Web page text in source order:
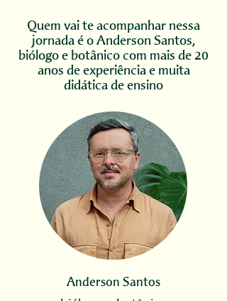
Quem vai te acompanhar nessa
jornada é o Anderson Santos,
biólogo e botânico com mais de 20
anos de experiência e muita
didática de ensino
Anderson Santos